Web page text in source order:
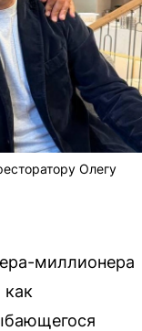
Олегу
миллионера
как